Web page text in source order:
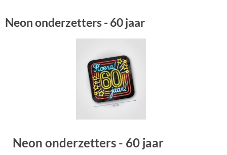
Neon onderzetters - 60 jaar
Neon onderzetters - 60 jaar